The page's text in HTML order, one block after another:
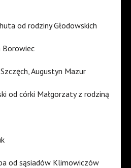
od rodziny Głodowskich
Borowiec
Augustyn Mazur
od córki Małgorzaty z rodziną
od sąsiadów Klimowiczów